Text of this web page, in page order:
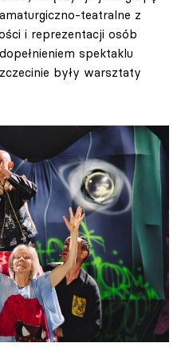
teatralne z
i reprezentacji osób
spektaklu
były warsztaty